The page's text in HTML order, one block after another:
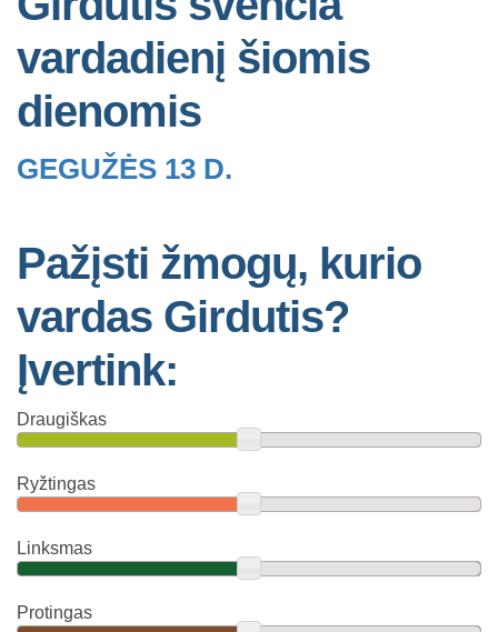
vardadienį šiomis
dienomis
GEGUŽĖS 13 D.
Pažįsti žmogų, kurio
vardas Girdutis?
Įvertink:
Draugiškas
Ryžtingas
Linksmas
Protingas